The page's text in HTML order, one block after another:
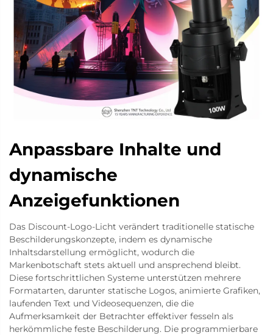
Anpassbare Inhalte und
dynamische
Anzeigefunktionen
Das Discount-Logo-Licht verändert traditionelle statische
Beschilderungskonzepte, indem es dynamische
Inhaltsdarstellung ermöglicht, wodurch die
Markenbotschaft stets aktuell und ansprechend bleibt.
Diese fortschrittlichen Systeme unterstützen mehrere
Formatarten, darunter statische Logos, animierte Grafiken,
laufenden Text und Videosequenzen, die die
Aufmerksamkeit der Betrachter effektiver fesseln als
herkömmliche feste Beschilderung. Die programmierbare